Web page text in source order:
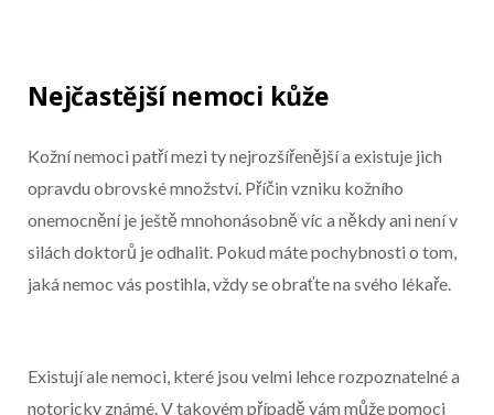
Nejčastější nemoci kůže
Kožní nemoci patří mezi ty nejrozšířenější a existuje jich
opravdu obrovské množství. Příčin vzniku kožního
onemocnění je ještě mnohonásobně víc a někdy ani není v
silách doktorů je odhalit. Pokud máte pochybnosti o tom,
jaká nemoc vás postihla, vždy se obraťte na svého lékaře.
Existují ale nemoci, které jsou velmi lehce rozpoznatelné a
notoricky známé. V takovém případě vám může pomoci